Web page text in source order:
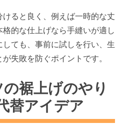
ると良く、例えば一時的な丈
的な仕上げなら手縫いが適し
ても、事前に試しを行い、生
失敗を防ぐポイントです。
裾上げのやり
替アイデア